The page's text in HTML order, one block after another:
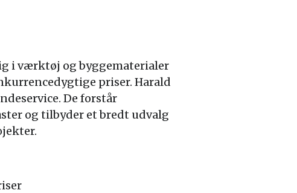
i værktøj og byggematerialer
priser. Harald
De forstår
og tilbyder et bredt udvalg